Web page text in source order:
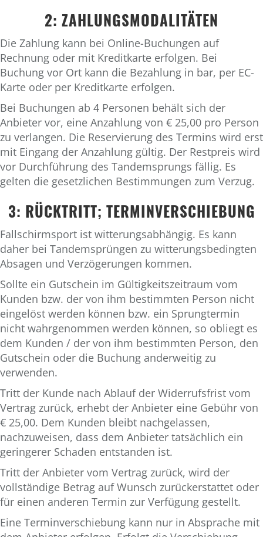
2: ZAHLUNGSMODALITÄTEN
Die Zahlung kann bei Online-Buchungen auf
Rechnung oder mit Kreditkarte erfolgen. Bei
Buchung vor Ort kann die Bezahlung in bar, per EC-
Karte oder per Kreditkarte erfolgen.
Bei Buchungen ab 4 Personen behält sich der
Anbieter vor, eine Anzahlung von € 25,00 pro Person
zu verlangen. Die Reservierung des Termins wird erst
mit Eingang der Anzahlung gültig. Der Restpreis wird
vor Durchführung des Tandemsprungs fällig. Es
gelten die gesetzlichen Bestimmungen zum Verzug.
3: RÜCKTRITT; TERMINVERSCHIEBUNG
Fallschirmsport ist witterungsabhängig. Es kann
daher bei Tandemsprüngen zu witterungsbedingten
Absagen und Verzögerungen kommen.
Sollte ein Gutschein im Gültigkeitszeitraum vom
Kunden bzw. der von ihm bestimmten Person nicht
eingelöst werden können bzw. ein Sprungtermin
nicht wahrgenommen werden können, so obliegt es
dem Kunden / der von ihm bestimmten Person, den
Gutschein oder die Buchung anderweitig zu
verwenden.
Tritt der Kunde nach Ablauf der Widerrufsfrist vom
Vertrag zurück, erhebt der Anbieter eine Gebühr von
€ 25,00. Dem Kunden bleibt nachgelassen,
nachzuweisen, dass dem Anbieter tatsächlich ein
geringerer Schaden entstanden ist.
Tritt der Anbieter vom Vertrag zurück, wird der
vollständige Betrag auf Wunsch zurückerstattet oder
für einen anderen Termin zur Verfügung gestellt.
Eine Terminverschiebung kann nur in Absprache mit